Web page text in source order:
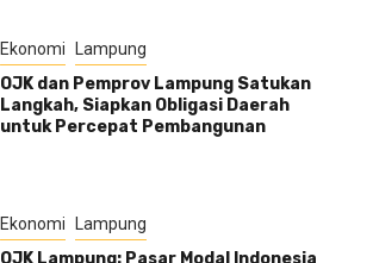
Ekonomi Lampung
OJK dan Pemprov Lampung Satukan
Langkah, Siapkan Obligasi Daerah
untuk Percepat Pembangunan
Ekonomi Lampung